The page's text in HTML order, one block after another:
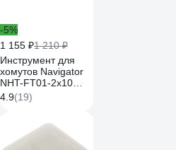
-5%
1 155 ₽1 210 ₽
Инструмент для
хомутов Navigator
NHT-FT01-2x10
61655
4.9(19)